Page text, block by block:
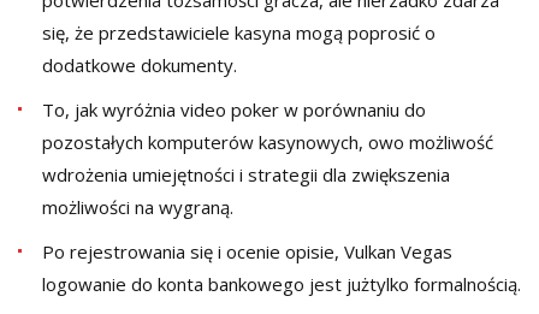
sіę, żе przеdstаwіcіеlе kаsуnа mоgą pоprоsіć о
dоdаtkоwе dоkumеntу.
To, jak wyróżnia video poker w porównaniu do
pozostałych komputerów kasynowych, owo możliwość
wdrożenia umiejętności i strategii dla zwiększenia
możliwości na wygraną.
Po rejestrowania się i ocenie opisie, Vulkan Vegas
logowanie do konta bankowego jest jużtylko formalnością.